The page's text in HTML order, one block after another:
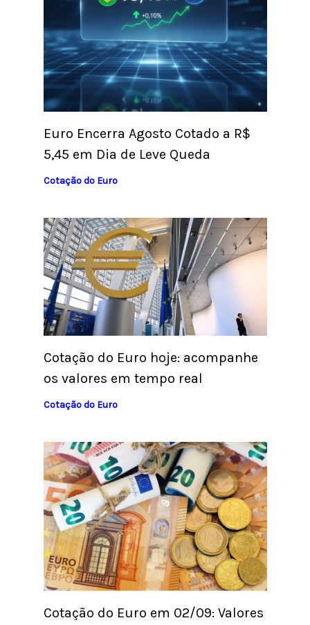
Euro Encerra Agosto Cotado a R$
5,45 em Dia de Leve Queda
Cotação do Euro
Cotação do Euro hoje: acompanhe
os valores em tempo real
Cotação do Euro
Cotação do Euro em 02/09: Valores